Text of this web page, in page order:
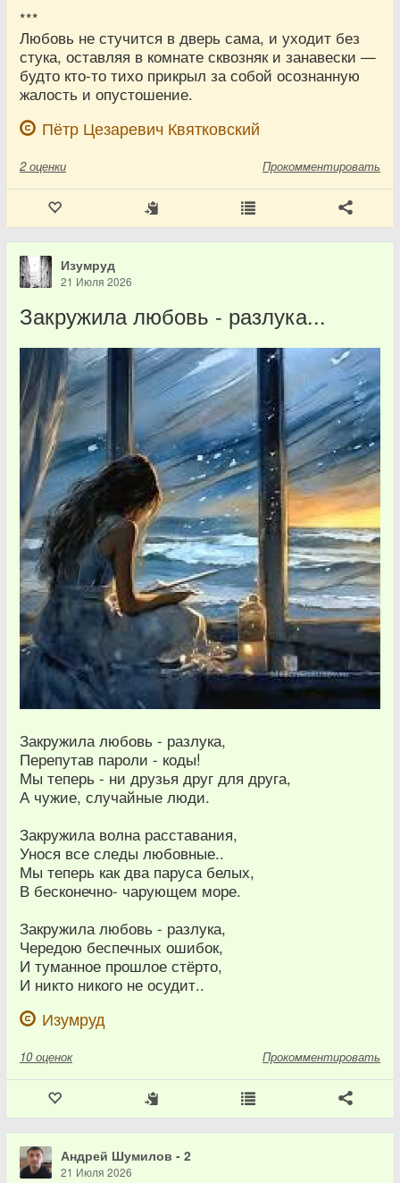
***
Любовь не стучится в дверь сама, и уходит без
стука, оставляя в комнате сквозняк и занавески —
будто кто-то тихо прикрыл за собой осознанную
жалость и опустошение.
Пётр Цезаревич Квятковский
2 оценки Прокомментировать
Изумруд
21 Июля 2026
Закружила любовь - разлука...
Закружила любовь - разлука,
Перепутав пароли - коды!
Мы теперь - ни друзья друг для друга,
А чужие, случайные люди.
Закружила волна расставания,
Унося все следы любовные..
Мы теперь как два паруса белых,
В бесконечно- чарующем море.
Закружила любовь - разлука,
Чередою беспечных ошибок,
И туманное прошлое стёрто,
И никто никого не осудит..
Изумруд
10 оценок Прокомментировать
Андрей Шумилов - 2
21 Июля 2026